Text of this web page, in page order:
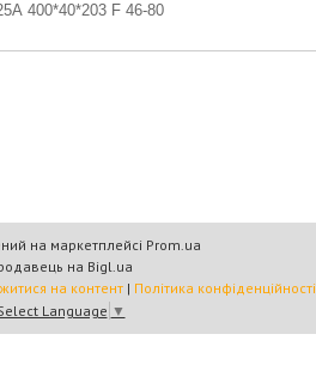
400*40*203F 46-80
на маркетплейсі Prom.ua
на Bigl.ua
на контент | Політика конфіденційності
Language ▼